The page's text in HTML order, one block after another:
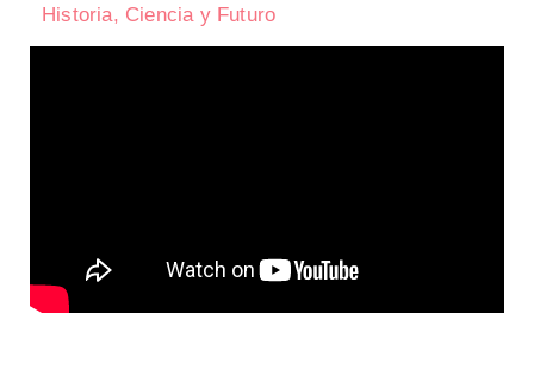
Historia, Ciencia y Futuro